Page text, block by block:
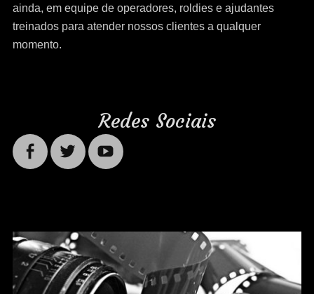
ainda, em equipe de operadores, roldies e ajudantes
treinados para atender nossos clientes a qualquer
momento.
Redes Sociais